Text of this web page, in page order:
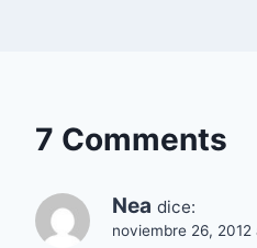
7 Comments
Nea dice:
noviembre 26, 2012